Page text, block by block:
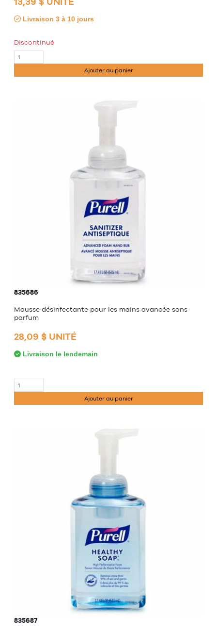
Livraison 3 à 10 jours
Discontinué
Ajouter au panier
835686
Mousse désinfectante pour les mains avancée sans
parfum
28,09 $ UNITÉ
Livraison le lendemain
Ajouter au panier
835687